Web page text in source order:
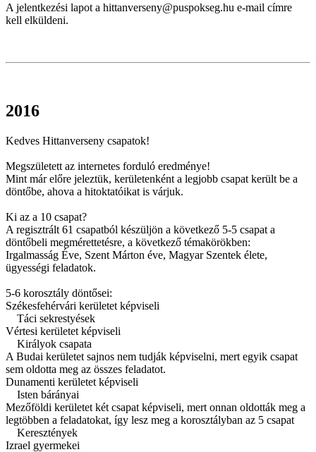
A jelentkezési lapot a hittanverseny@puspokseg.hu e-mail címre
kell elküldeni.
2016
Kedves Hittanverseny csapatok!
Megszületett az internetes forduló eredménye!
Mint már előre jeleztük, kerületenként a legjobb csapat került be a
döntőbe, ahova a hitoktatóikat is várjuk.
Ki az a 10 csapat?
A regisztrált 61 csapatból készüljön a következő 5-5 csapat a
döntőbeli megmérettetésre, a következő témakörökben:
Irgalmasság Éve, Szent Márton éve, Magyar Szentek élete,
ügyességi feladatok.
5-6 korosztály döntősei:
Székesfehérvári kerületet képviseli
Táci sekrestyések
Vértesi kerületet képviseli
Királyok csapata
A Budai kerületet sajnos nem tudják képviselni, mert egyik csapat
sem oldotta meg az összes feladatot.
Dunamenti kerületet képviseli
Isten bárányai
Mezőföldi kerületet két csapat képviseli, mert onnan oldották meg a
legtöbben a feladatokat, így lesz meg a korosztályban az 5 csapat
Keresztények
Izrael gyermekei